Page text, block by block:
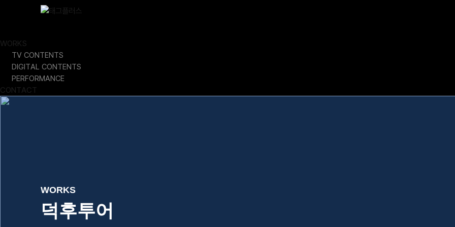
Close
WORKS
TV CONTENTS
DIGITAL CONTENTS
PERFORMANCE
CONTACT
WORKS
덕후투어